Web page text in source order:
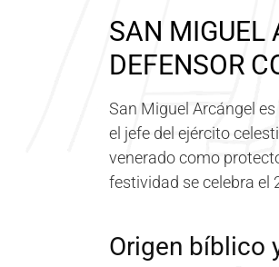
SAN MIGUEL
DEFENSOR
San Miguel Arcángel
el jefe del ejército
venerado como
festividad se celebra el
Origen bíblico